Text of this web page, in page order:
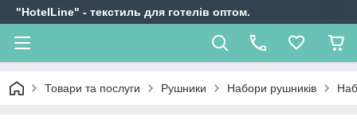
"HotelLine" - текстиль для готелів оптом.
Товари та послуги Рушники Набори рушників